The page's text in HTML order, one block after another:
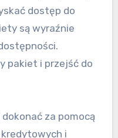
dostęp do
są wyraźnie
pakiet i przejść do
za pomocą
i